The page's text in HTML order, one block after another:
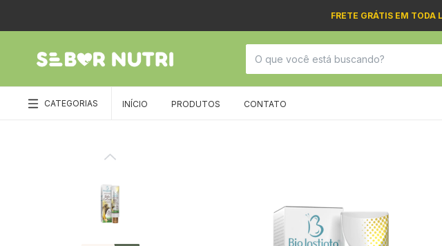
FRETE GRÁTIS EM TODA
CATEGORIAS INÍCIO PRODUTOS CONTATO